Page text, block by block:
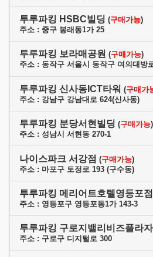
투루파킹 HSBC빌딩 (구매가능)
주소 : 중구 봉래동1가 25
투루파킹 보라매공원 (구매가능)
주소 : 동작구 서울시 동작구 여의대방
투루파킹 신사동ICT타워 (구매가
주소 : 강남구 강남대로 624(신사동)
투루파킹 분당서현빌딩 (구매가능)
주소 : 성남시 서현동 270-1
나이스파크 서강점 (구매가능)
주소 : 마포구 토정로 193 (구수동)
투루파킹 메리어트호텔영등포점
주소 : 영등포구 영등포동1가 143-3
투루파킹 구로지밸리비즈플라자
주소 : 구로구 디지털로 300